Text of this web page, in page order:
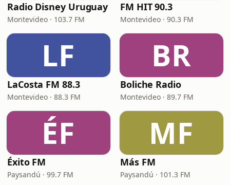
Radio Disney Uruguay
Montevideo · 103.7 FM
FM HIT 90.3
Montevideo · 90.3 FM
LF
LaCosta FM 88.3
Montevideo · 88.3 FM
BR
Boliche Radio
Montevideo · 89.7 FM
ÉF
Éxito FM
Paysandú · 99.7 FM
MF
Más FM
Paysandú · 101.3 FM